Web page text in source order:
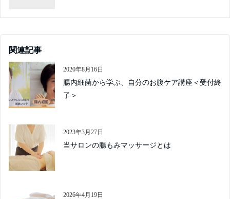
関連記事
2020年8月16日
腸内細菌から学ぶ、自分のお腹ケア講座＜受付終
了＞
2023年3月27日
当サロンの腸もみマッサージとは
2026年4月19日